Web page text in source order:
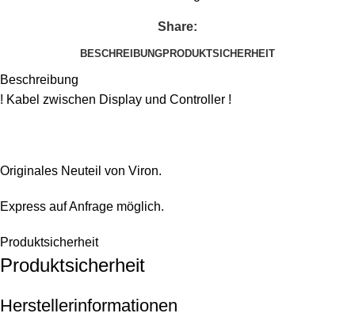
Share:
BESCHREIBUNGPRODUKTSICHERHEIT
Beschreibung
! Kabel zwischen Display und Controller !
Originales Neuteil von Viron.
Express auf Anfrage möglich.
Produktsicherheit
Produktsicherheit
Herstellerinformationen